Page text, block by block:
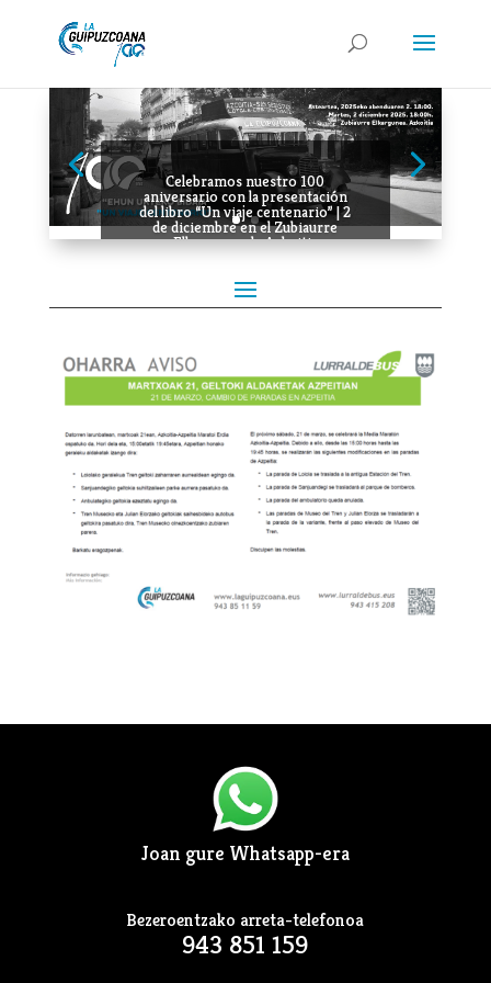
Celebramos nuestro 100
aniversario con la presentación
del libro “Un viaje centenario” | 2
de diciembre en el Zubiaurre
Elkargunea de Azkoitia
Joan gure Whatsapp-era
Bezeroentzako arreta-telefonoa
943 851 159